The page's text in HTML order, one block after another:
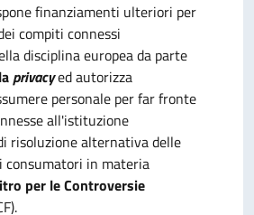
finanziamenti ulteriori per
compiti connessi
disciplina europea da parte
privacyed autorizza
personale per far fronte
all'istituzione
risoluzione alternativa delle
consumatori in materia
per le Controversie